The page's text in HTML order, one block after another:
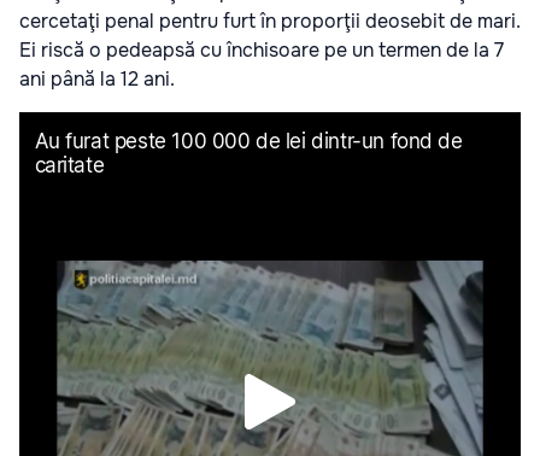
cercetaţi penal pentru furt în proporţii deosebit de mari.
Ei riscă o pedeapsă cu închisoare pe un termen de la 7
ani până la 12 ani.